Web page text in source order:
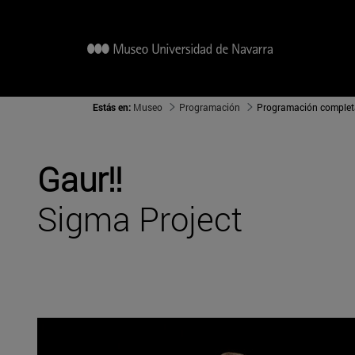
Estás en: Museo Programación Programación
Gaur!!
Sigma Project